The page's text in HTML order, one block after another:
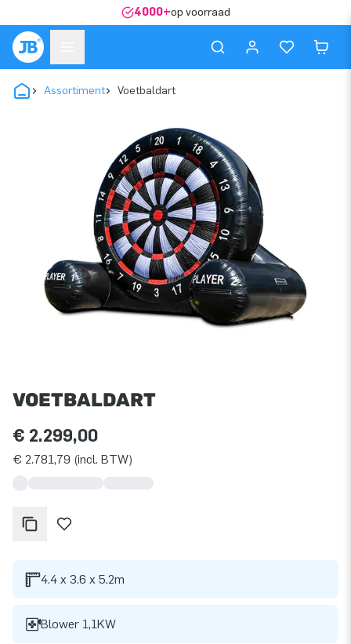
4000+op voorraad
Assortiment Voetbaldart
VOETBALDART
€ 2.299,00
€ 2.781,79 (incl. BTW)
4.4 x 3.6 x 5.2m
Blower 1,1KW